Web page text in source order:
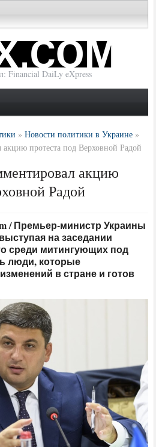
Financial DaiLy eXpress
»Новости политики в Украине »
протеста под Верховной Радой
акцию
Радой
/ Премьер-министр Украины
на заседании
среди митингующих под
люди, которые
в стране и готов